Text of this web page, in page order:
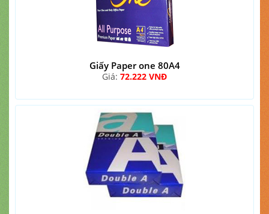
Giấy Paper one 80A4
Giá: 72.222 VNĐ